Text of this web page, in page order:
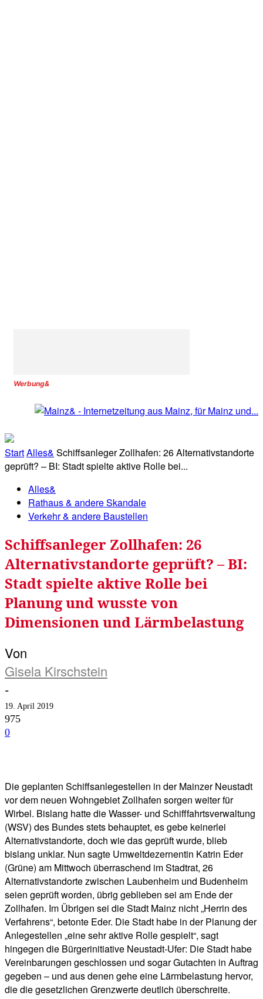
Werbung&
StartAlles& Schiffsanleger Zollhafen: 26 Alternativstandorte
geprüft? – BI: Stadt spielte aktive Rolle bei...
Alles&
Rathaus & andere Skandale
Verkehr & andere Baustellen
Schiffsanleger Zollhafen: 26
Alternativstandorte geprüft? – BI:
Stadt spielte aktive Rolle bei
Planung und wusste von
Dimensionen und Lärmbelastung
Von
Gisela Kirschstein
-
19. April 2019
975
0
Die geplanten Schiffsanlegestellen in der Mainzer Neustadt
vor dem neuen Wohngebiet Zollhafen sorgen weiter für
Wirbel. Bislang hatte die Wasser- und Schifffahrtsverwaltung
(WSV) des Bundes stets behauptet, es gebe keinerlei
Alternativstandorte, doch wie das geprüft wurde, blieb
bislang unklar. Nun sagte Umweltdezernentin Katrin Eder
(Grüne) am Mittwoch überraschend im Stadtrat, 26
Alternativstandorte zwischen Laubenheim und Budenheim
seien geprüft worden, übrig geblieben sei am Ende der
Zollhafen. Im Übrigen sei die Stadt Mainz nicht „Herrin des
Verfahrens“, betonte Eder. Die Stadt habe in der Planung der
Anlegestellen „eine sehr aktive Rolle gespielt“, sagt
hingegen die Bürgerinitiative Neustadt-Ufer: Die Stadt habe
Vereinbarungen geschlossen und sogar Gutachten in Auftrag
gegeben – und aus denen gehe eine Lärmbelastung hervor,
die die gesetzlichen Grenzwerte deutlich überschreite.